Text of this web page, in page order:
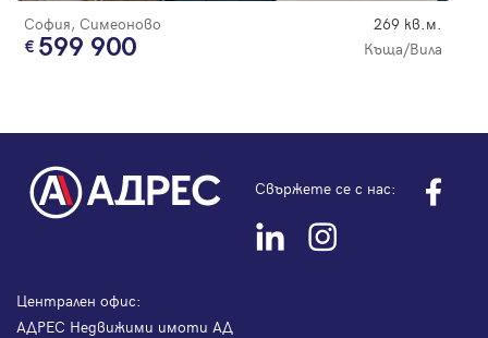
София, Симеоново 269 кв.м.
599 900 Къща/Вила
Свържете се с нас:
Централен офис:
АДРЕС Недвижими имоти АД